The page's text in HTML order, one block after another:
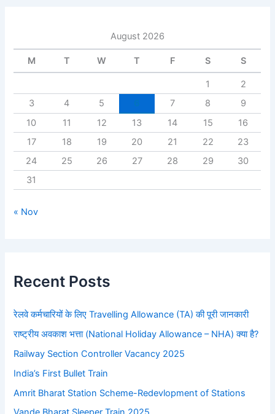
August 2026
M T W T F S S
1
2
3
4 5 7 8
9
10
11 12 13 14 15
16
17
18 19 20 21 22
23
24
25 26 27 28 29
30
31
« Nov
Recent Posts
रेलवे कर्मचारियों के लिए Travelling Allowance (TA) की पूरी जानकारी
राष्ट्रीय अवकाश भत्ता (National Holiday Allowance – NHA) क्या है?
Railway Section Controller Vacancy 2025
India’s First Bullet Train
Amrit Bharat Station Scheme-Redevlopment of Stations